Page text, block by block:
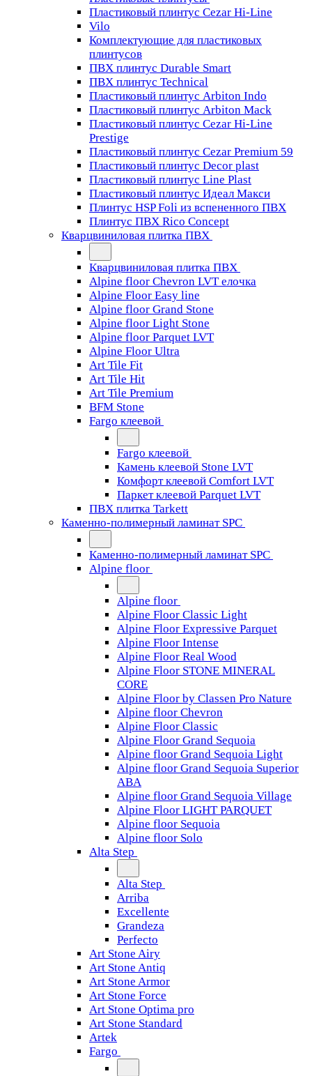
Пластиковый плинтус Cezar Hi-Line
Vilo
Комплектующие для пластиковых
плинтусов
ПВХ плинтус Durable Smart
ПВХ плинтус Technical
Пластиковый плинтус Arbiton Indo
Пластиковый плинтус Arbiton Mack
Пластиковый плинтус Cezar Hi-Line
Prestige
Пластиковый плинтус Cezar Premium 59
Пластиковый плинтус Decor plast
Пластиковый плинтус Line Plast
Пластиковый плинтус Идеал Макси
Плинтус HSP Foli из вспененного ПВХ
Плинтус ПВХ Rico Concept
Кварцвиниловая плитка ПВХ
Кварцвиниловая плитка ПВХ
Alpine floor Chevron LVT елочка
Alpine Floor Easy line
Alpine floor Grand Stone
Alpine floor Light Stone
Alpine floor Parquet LVT
Alpine Floor Ultra
Art Tile Fit
Art Tile Hit
Art Tile Premium
BFM Stone
Fargo клеевой
Fargo клеевой
Камень клеевой Stone LVT
Комфорт клеевой Comfort LVT
Паркет клеевой Parquet LVT
ПВХ плитка Tarkett
Каменно-полимерный ламинат SPC
Каменно-полимерный ламинат SPC
Alpine floor
Alpine floor
Alpine Floor Classic Light
Alpine Floor Expressive Parquet
Alpine Floor Intense
Alpine Floor Real Wood
Alpine Floor STONE MINERAL
CORE
Alpine Floor by Classen Pro Nature
Alpine floor Chevron
Alpine Floor Classic
Alpine Floor Grand Sequoia
Alpine floor Grand Sequoia Light
Alpine floor Grand Sequoia Superior
ABA
Alpine floor Grand Sequoia Village
Alpine Floor LIGHT PARQUET
Alpine floor Sequoia
Alpine floor Solo
Alta Step
Alta Step
Arriba
Excellente
Grandeza
Perfecto
Art Stone Airy
Art Stone Antiq
Art Stone Armor
Art Stone Force
Art Stone Optima pro
Art Stone Standard
Artek
Fargo